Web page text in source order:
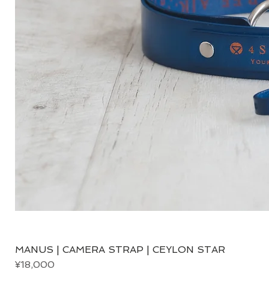
MANUS | CAMERA STRAP | CEYLON STAR
Price
¥18,000